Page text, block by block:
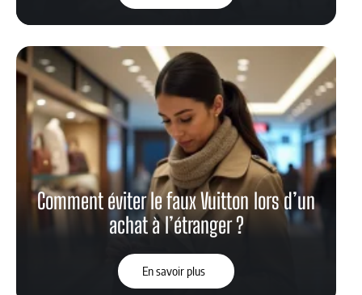
Comment éviter le faux Vuitton lors d’un
achat à l’étranger ?
En savoir plus